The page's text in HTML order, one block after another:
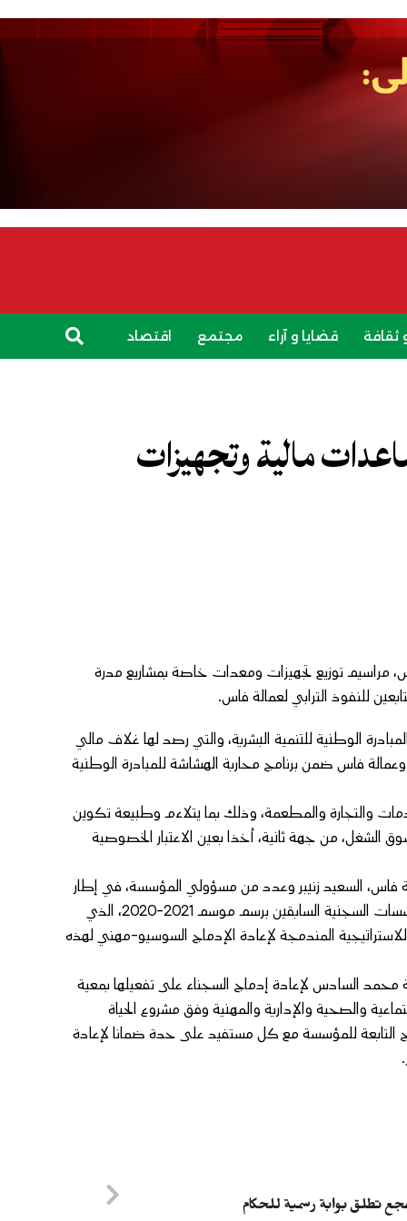
ثقافة قضايا و آراء مجتمع اقتصاد
مالية وتجهيزات
مراسيم توزيع تجهيزات ومعدات خاصة بمشاريع مدرة
للنفوذ الترابي لعمالة فاس.
الوطنية للتنمية البشرية، والتي رصد لها غلاف مالي
وعمالة فاس ضمن برنامج محاربة الهشاشة للمبادرة الوطنية
والتجارة والمطعمة، وذلك بما يتلاءم وطبيعة تكوين
من جهة ثانية، أخذا بعين الاعتبار الخصوصية
السعيد زنيبر وعدد من مسؤولي المؤسسة، في إطار
برنامج دعم المشاريع الصغرى والتشغيل الذاتي لفائدة نزيلات ونزلاء المؤسسات السجنية السابقين برسم موسم 2021-2020، الذي
المندمجة لإعادة الإدماج السوسيو-مهني لهذه
محمد السادس لإعادة إدماج السجناء على تفعيلها بمعية
والصحية والإدارية والمهنية وفق مشروع الحياة
التابعة للمؤسسة مع كل مستفيد على حدة ضمانا لإعادة
تطلق بوابة رسمية للحكام